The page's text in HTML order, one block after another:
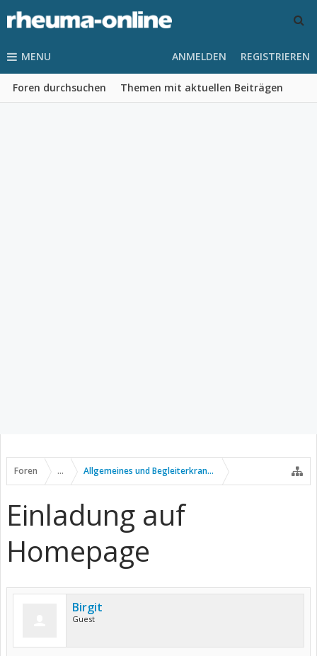
MENU
Foren durchsuchen Themen mit aktuellen Beiträgen
ANMELDEN REGISTRIEREN
Foren ... Allgemeines und Begleiterkrankungen
Einladung auf
Homepage
Birgit
Guest